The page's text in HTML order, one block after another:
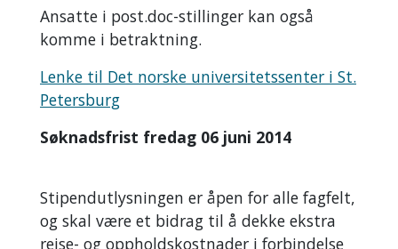
Ansatte i post.doc-stillinger kan også
komme i betraktning.
Lenke til Det norske universitetssenter i St.
Petersburg
Søknadsfrist fredag 06 juni 2014
Stipendutlysningen er åpen for alle fagfelt,
og skal være et bidrag til å dekke ekstra
reise- og oppholdskostnader i forbindelse